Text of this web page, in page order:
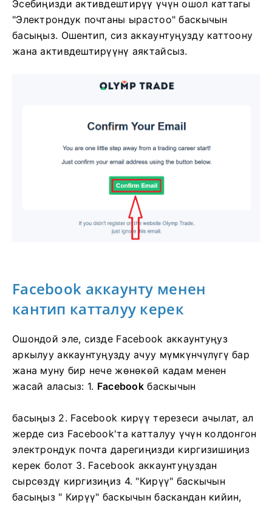
Эсебиңизди активдештирүү үчүн ошол каттагы
"Электрондук почтаны ырастоо" баскычын
басыңыз. Ошентип, сиз аккаунтуңузду каттоону
жана активдештирүүнү аяктайсыз.
Facebook аккаунту менен
кантип катталуу керек
Ошондой эле, сизде Facebook аккаунтуңуз
аркылуу аккаунтуңузду ачуу мүмкүнчүлүгү бар
жана муну бир нече жөнөкөй кадам менен
жасай аласыз: 1. Facebook баскычын
басыңыз 2. Facebook кирүү терезеси ачылат, ал
жерде сиз Facebook'та катталуу үчүн колдонгон
электрондук почта дарегиңизди киргизишиңиз
керек болот 3. Facebook аккаунтуңуздан
сырсөздү киргизиңиз 4. "Кирүү" баскычын
басыңыз " Кирүү" баскычын баскандан кийин,